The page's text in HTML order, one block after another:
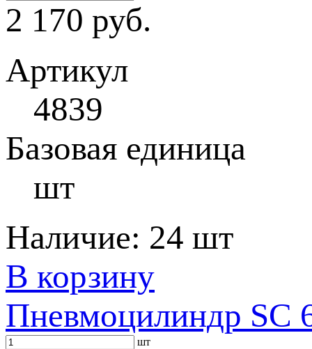
2 170 руб.
Артикул
4839
Базовая единица
шт
Наличие: 24 шт
В корзину
Пневмоцилиндр SC
шт